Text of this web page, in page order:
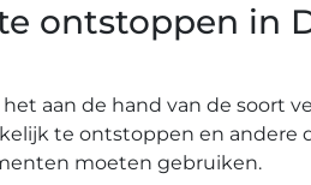
ontstoppen in
aan de hand van de soort
te ontstoppen en andere
moeten gebruiken.